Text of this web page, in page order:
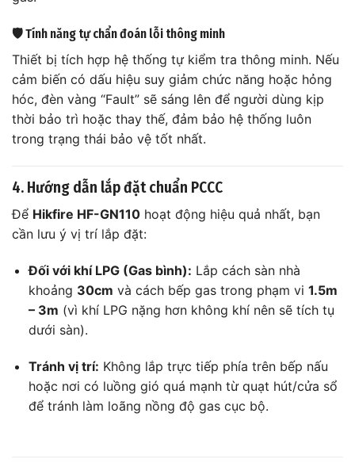
🛡️ Tính năng tự chẩn đoán lỗi thông minh
Thiết bị tích hợp hệ thống tự kiểm tra thông minh. Nếu
cảm biến có dấu hiệu suy giảm chức năng hoặc hỏng
hóc, đèn vàng “Fault” sẽ sáng lên để người dùng kịp
thời bảo trì hoặc thay thế, đảm bảo hệ thống luôn
trong trạng thái bảo vệ tốt nhất.
4. Hướng dẫn lắp đặt chuẩn PCCC
Để Hikfire HF-GN110 hoạt động hiệu quả nhất, bạn
cần lưu ý vị trí lắp đặt:
Đối với khí LPG (Gas bình): Lắp cách sàn nhà
khoảng 30cm và cách bếp gas trong phạm vi 1.5m
– 3m (vì khí LPG nặng hơn không khí nên sẽ tích tụ
dưới sàn).
Tránh vị trí: Không lắp trực tiếp phía trên bếp nấu
hoặc nơi có luồng gió quá mạnh từ quạt hút/cửa sổ
để tránh làm loãng nồng độ gas cục bộ.